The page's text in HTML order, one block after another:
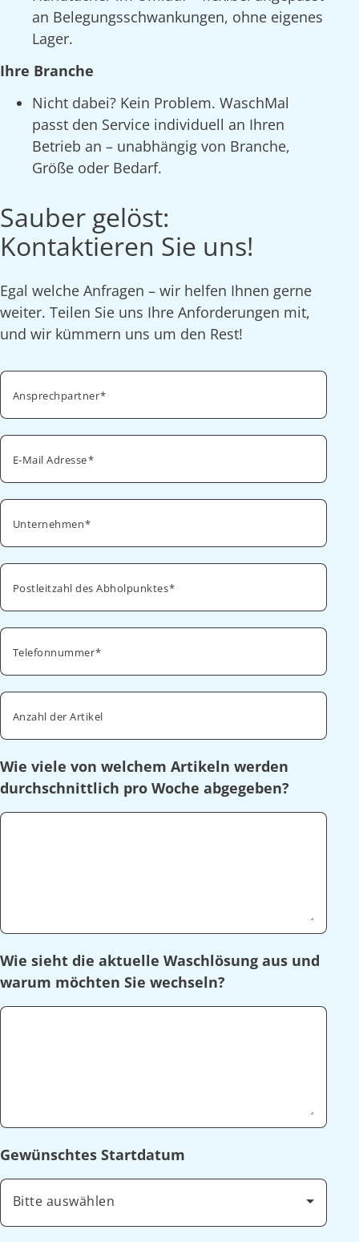
an Belegungsschwankungen, ohne eigenes
Lager.
Ihre Branche
Nicht dabei? Kein Problem. WaschMal
passt den Service individuell an Ihren
Betrieb an – unabhängig von Branche,
Größe oder Bedarf.
Sauber gelöst:
Kontaktieren Sie uns!
Egal welche Anfragen – wir helfen Ihnen gerne
weiter. Teilen Sie uns Ihre Anforderungen mit,
und wir kümmern uns um den Rest!
Ansprechpartner
E-Mail Adresse
Unternehmen
Postleitzahl des Abholpunktes
Telefonnummer
Anzahl der Artikel
Wie viele von welchem Artikeln werden
durchschnittlich pro Woche abgegeben?
Wie sieht die aktuelle Waschlösung aus und
warum möchten Sie wechseln?
Gewünschtes Startdatum
Bitte auswählen